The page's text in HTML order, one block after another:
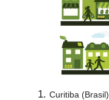
Curitiba (Brasil)